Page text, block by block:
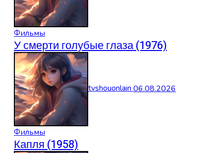
Фильмы
У смерти голубые глаза (1976)
tvshouonlain06.08.2026
Фильмы
Капля (1958)